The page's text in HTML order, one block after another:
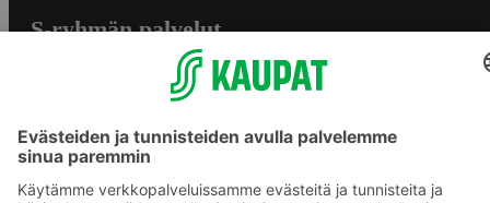
S-ryhmän palvelut
Yhteishyvä Ruoka -sovellus
S-ostoslista -sovellus
Prisma.fi